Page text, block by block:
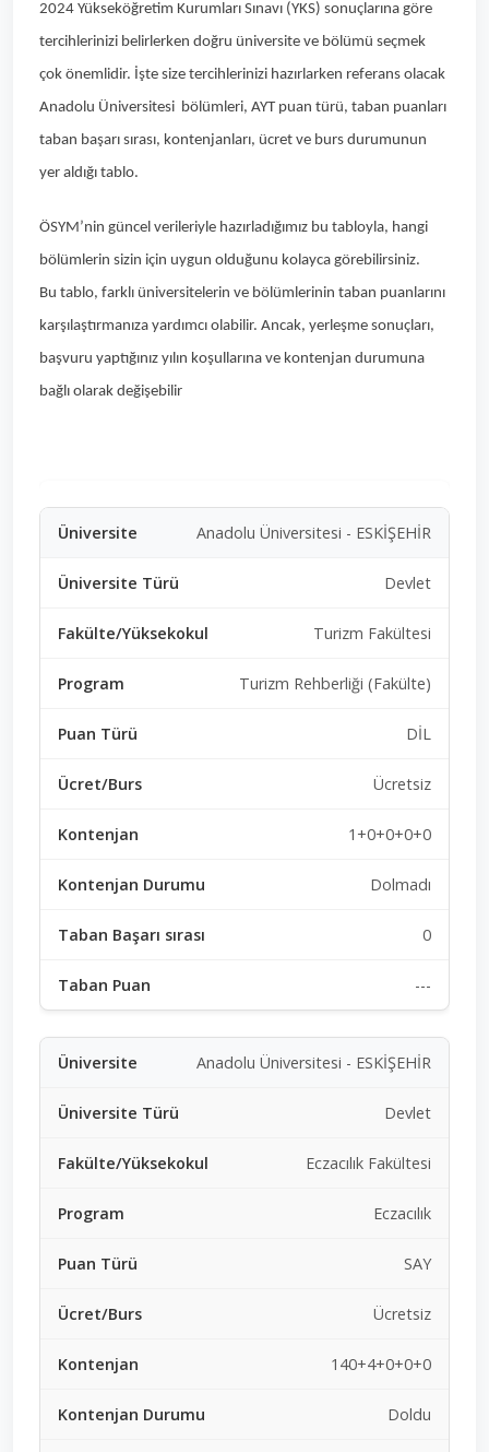
2024 Yükseköğretim Kurumları Sınavı (YKS) sonuçlarına göre
tercihlerinizi belirlerken doğru üniversite ve bölümü seçmek
çok önemlidir. İşte size tercihlerinizi hazırlarken referans olacak
Anadolu Üniversitesi bölümleri, AYT puan türü, taban puanları
taban başarı sırası, kontenjanları, ücret ve burs durumunun
yer aldığı tablo.
ÖSYM’nin güncel verileriyle hazırladığımız bu tabloyla, hangi
bölümlerin sizin için uygun olduğunu kolayca görebilirsiniz.
Bu tablo, farklı üniversitelerin ve bölümlerinin taban puanlarını
karşılaştırmanıza yardımcı olabilir. Ancak, yerleşme sonuçları,
başvuru yaptığınız yılın koşullarına ve kontenjan durumuna
bağlı olarak değişebilir
Anadolu Üniversitesi - ESKİŞEHİR
Devlet
Turizm Fakültesi
Turizm Rehberliği (Fakülte)
DİL
Ücretsiz
1+0+0+0+0
Dolmadı
0
---
Anadolu Üniversitesi - ESKİŞEHİR
Devlet
Eczacılık Fakültesi
Eczacılık
SAY
Ücretsiz
140+4+0+0+0
Doldu